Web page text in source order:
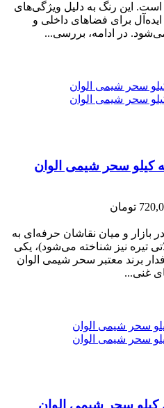
این رنگ به دلیل ویژگی‌های
برای فضاهای داخلی و
در ادامه، بررسی...
کیلو سحر شیمی الوان
تومان
بازار و میان نقاشان حرفه‌ای به
مثل کد ۶۱۸ یا شکلاتی تیره نیز شناخته می‌شود)، یکی
برند معتبر سحر شیمی الوان
غنی...